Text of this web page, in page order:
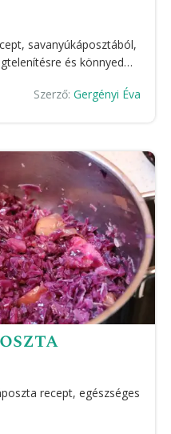
savanyúkáposztából,
és könnyed…
Szerző: Gergényi Éva
recept, egészséges